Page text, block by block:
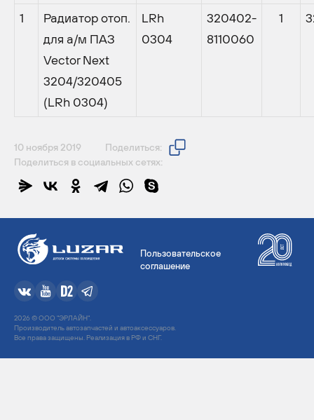
1
Радиатор отоп.
для а/м ПАЗ
Vector Next
3204/320405
(LRh 0304)
LRh
0304
320402-
8110060
1
10 ноября 2019
Поделиться:
Поделиться в социальных сетях:
Пользовательское
соглашение
2026 © ООО "ЭРЛАЙН".
Производитель автозапчастей и автоаксессуаров.
Все права защищены. Реализация в РФ и СНГ.